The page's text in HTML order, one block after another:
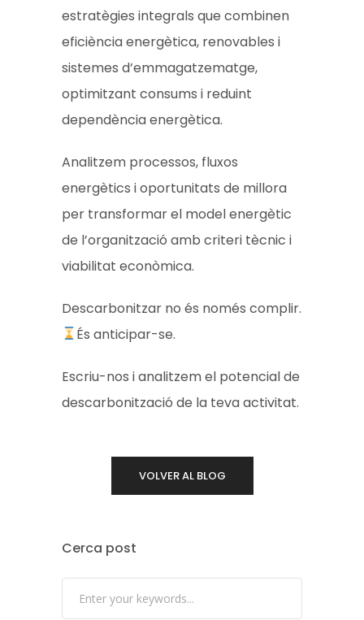
estratègies integrals que combinen
eficiència energètica, renovables i
sistemes d’emmagatzematge,
optimitzant consums i reduint
dependència energètica.
Analitzem processos, fluxos
energètics i oportunitats de millora
per transformar el model energètic
de l’organització amb criteri tècnic i
viabilitat econòmica.
Descarbonitzar no és només complir.
És anticipar-se.
Escriu-nos i analitzem el potencial de
descarbonització de la teva activitat.
VOLVER AL BLOG
Cerca post